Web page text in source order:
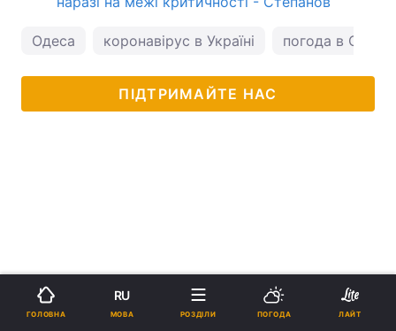
Одеса коронавірус в Україні погода в Одесі
ПІДТРИМАЙТЕ НАС
ГОЛОВНА
RU
МОВА РОЗДІЛИ ПОГОДА ЛАЙТ